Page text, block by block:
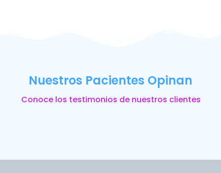
Nuestros Pacientes Opinan
Conoce los testimonios de nuestros clientes